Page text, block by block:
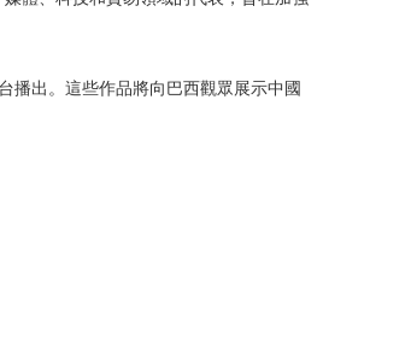
播出。這些作品將向巴西觀眾展示中國